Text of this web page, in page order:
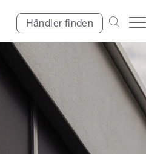
Händler finden